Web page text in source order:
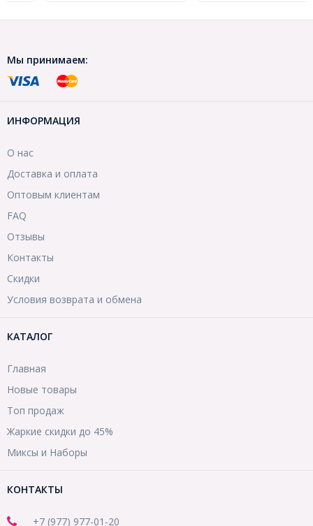
Мы принимаем:
ИНФОРМАЦИЯ
О нас
Доставка и оплата
Оптовым клиентам
FAQ
Отзывы
Контакты
Скидки
Условия возврата и обмена
КАТАЛОГ
Главная
Новые товары
Топ продаж
Жаркие скидки до 45%
Миксы и Наборы
КОНТАКТЫ
+7 (977) 977-01-20